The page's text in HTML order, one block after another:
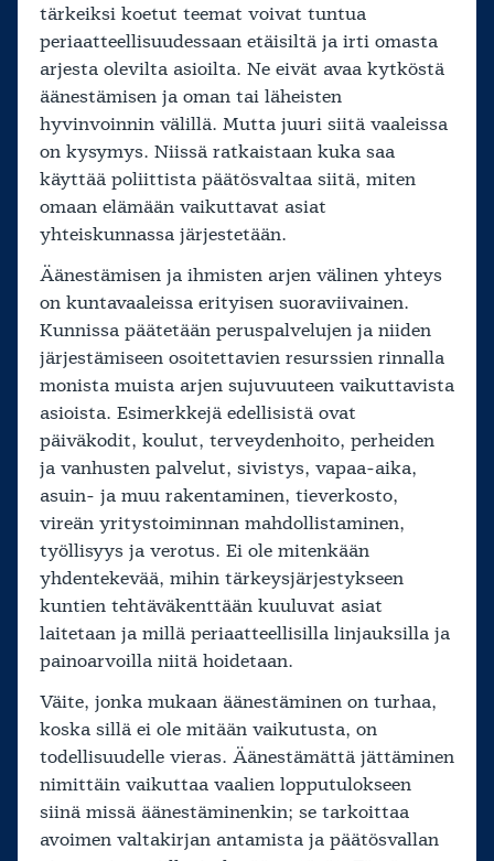
tärkeiksi koetut teemat voivat tuntua
periaatteellisuudessaan etäisiltä ja irti omasta
arjesta olevilta asioilta. Ne eivät avaa kytköstä
äänestämisen ja oman tai läheisten
hyvinvoinnin välillä. Mutta juuri siitä vaaleissa
on kysymys. Niissä ratkaistaan kuka saa
käyttää poliittista päätösvaltaa siitä, miten
omaan elämään vaikuttavat asiat
yhteiskunnassa järjestetään.
Äänestämisen ja ihmisten arjen välinen yhteys
on kuntavaaleissa erityisen suoraviivainen.
Kunnissa päätetään peruspalvelujen ja niiden
järjestämiseen osoitettavien resurssien rinnalla
monista muista arjen sujuvuuteen vaikuttavista
asioista. Esimerkkejä edellisistä ovat
päiväkodit, koulut, terveydenhoito, perheiden
ja vanhusten palvelut, sivistys, vapaa-aika,
asuin- ja muu rakentaminen, tieverkosto,
vireän yritystoiminnan mahdollistaminen,
työllisyys ja verotus. Ei ole mitenkään
yhdentekevää, mihin tärkeysjärjestykseen
kuntien tehtäväkenttään kuuluvat asiat
laitetaan ja millä periaatteellisilla linjauksilla ja
painoarvoilla niitä hoidetaan.
Väite, jonka mukaan äänestäminen on turhaa,
koska sillä ei ole mitään vaikutusta, on
todellisuudelle vieras. Äänestämättä jättäminen
nimittäin vaikuttaa vaalien lopputulokseen
siinä missä äänestäminenkin; se tarkoittaa
avoimen valtakirjan antamista ja päätösvallan